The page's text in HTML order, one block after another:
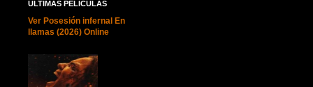
ULTIMAS PELICULAS
Ver Posesión infernal En
llamas (2026) Online